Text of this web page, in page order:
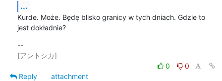
...
Kurde. Może. Będę blisko granicy w tych dniach. Gdzie to
jest dokładnie?
--
0
0
Reply
attachment